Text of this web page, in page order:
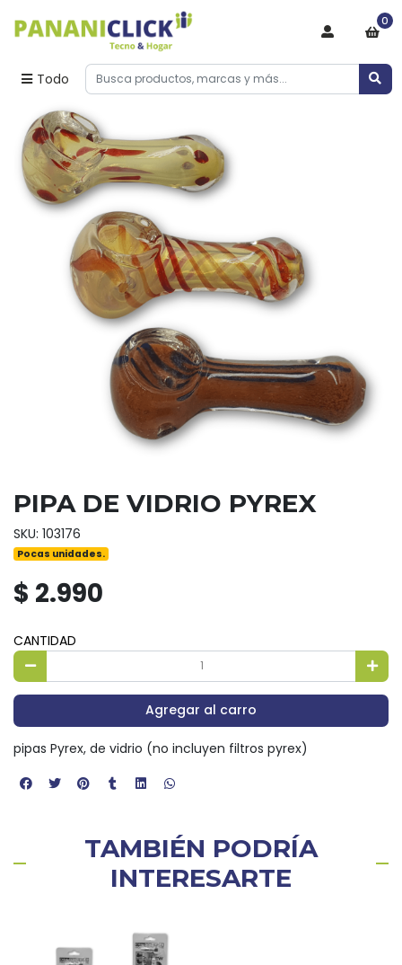
Todo
0
PIPA DE VIDRIO PYREX
SKU: 103176
Pocas unidades.
$ 2.990
CANTIDAD
Agregar al carro
pipas Pyrex, de vidrio (no incluyen filtros pyrex)
TAMBIÉN PODRÍA
INTERESARTE